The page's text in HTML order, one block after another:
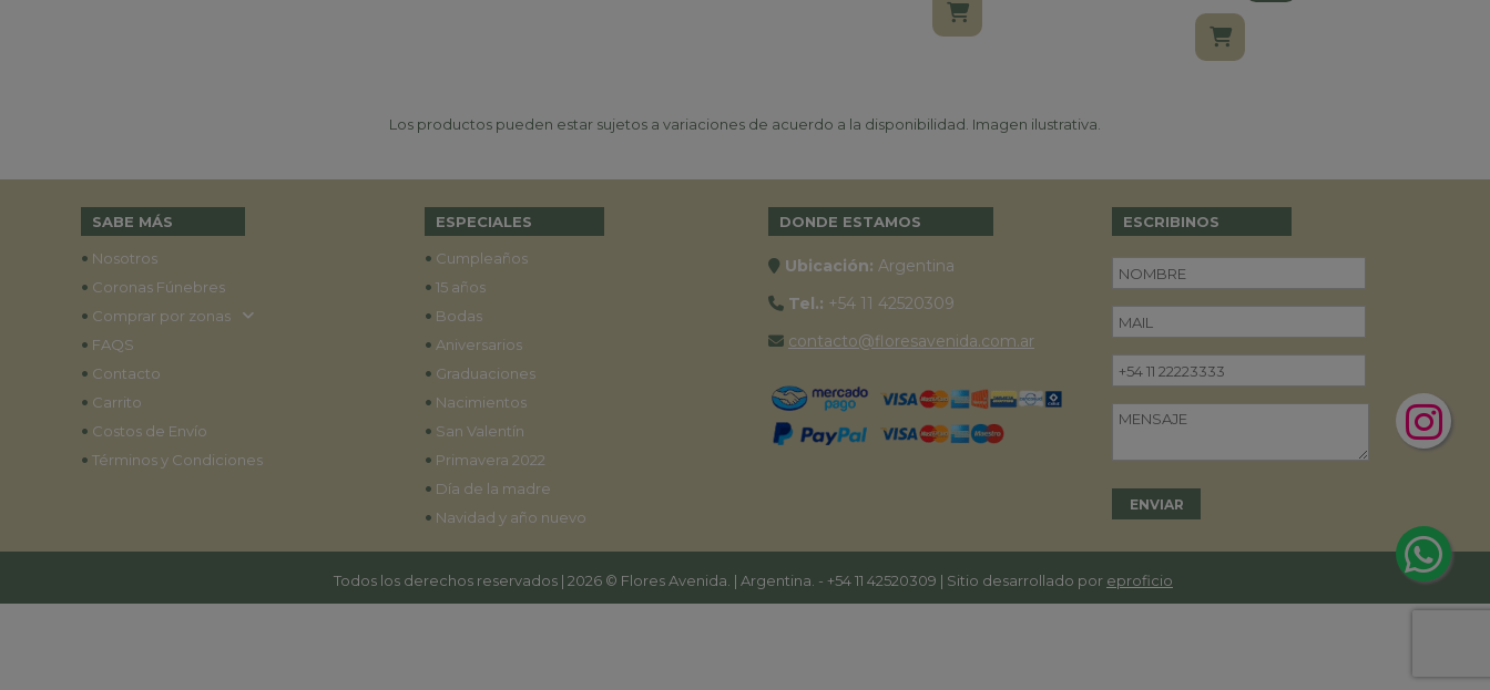
Los productos pueden estar sujetos a variaciones de acuerdo a la disponibilidad. Imagen ilustrativa.
SABE MÁS
• Nosotros
• Coronas Fúnebres
• Comprar por zonas
• FAQS
• Contacto
• Carrito
• Costos de Envío
• Términos y Condiciones
ESPECIALES
• Cumpleaños
• 15 años
• Bodas
• Aniversarios
• Graduaciones
• Nacimientos
• San Valentín
• Primavera 2022
• Día de la madre
• Navidad y año nuevo
DONDE ESTAMOS
Ubicación: Argentina
Tel.: +54 11 42520309
contacto@floresavenida.com.ar
ESCRIBINOS
Todos los derechos reservados | 2026 © Flores Avenida. | Argentina. - +54 11 42520309 | Sitio desarrollado por eproficio